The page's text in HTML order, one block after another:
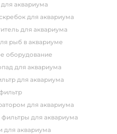
для аквариума
для аквариума
для аквариума
рыб в аквариуме
оборудование
для аквариума
для аквариума
для аквариума
фильтры для аквариума
для аквариума